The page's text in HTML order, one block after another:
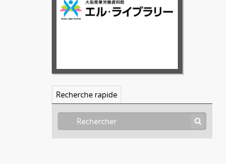
Recherche rapide